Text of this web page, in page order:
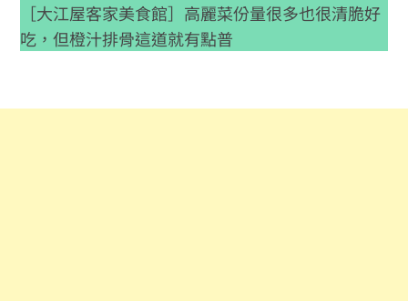
［大江屋客家美食館］高麗菜份量很多也很清脆好
吃，但橙汁排骨這道就有點普